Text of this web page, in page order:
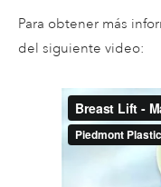
Para obtener más
del siguiente video: